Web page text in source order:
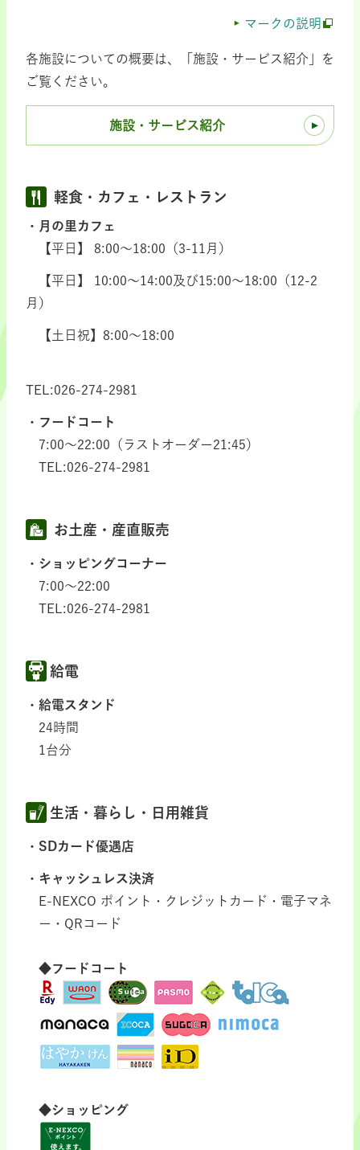
マークの説明
各施設についての概要は、「施設・サービス紹介」を
ご覧ください。
施設・サービス紹介
軽食・カフェ・レストラン
月の里カフェ
【平日】 8:00～18:00（3-11月）
【平日】 10:00～14:00及び15:00～18:00（12-2
月）
【土日祝】8:00～18:00
TEL:026-274-2981
フードコート
7:00～22:00（ラストオーダー21:45）
TEL:026-274-2981
お土産・産直販売
ショッピングコーナー
7:00～22:00
TEL:026-274-2981
給電
給電スタンド
24時間
1台分
生活・暮らし・日用雑貨
SDカード優遇店
キャッシュレス決済
E-NEXCO ポイント・クレジットカード・電子マネ
ー・QRコード
◆フードコート
◆ショッピング